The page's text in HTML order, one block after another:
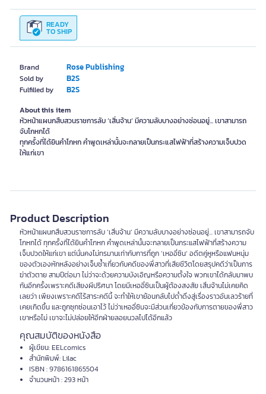
Brand Rose Publishing
Sold by B2S
Fulfilled by B2S
READY
TO SHIP
About this item
หัวหน้าแผนกสืบสวนราชการลับ ‘เสิ่นจ้าน‘ มีความลับบางอย่างซ่อนอยู่... เขาสามารถ
จับโกหกได้
ทุกครั้งที่ได้ยินคำโกหก คำพูดเหล่านั้นจะกลายเป็นกระแสไฟฟ้าที่สร้างความเจ็บปวด
ให้แก่เขา
Product Description
หัวหน้าแผนกสืบสวนราชการลับ ‘เสิ่นจ้าน‘ มีความลับบางอย่างซ่อนอยู่... เขาสามารถจับ
โกหกได้ ทุกครั้งที่ได้ยินคำโกหก คำพูดเหล่านั้นจะกลายเป็นกระแสไฟฟ้าที่สร้างความ
เจ็บปวดให้แก่เขา แต่นั่นคงไม่ทรมานเท่ากับการที่ถูก ‘เหออี่ซิน‘ อดีตคู่หูหรือแฟนหนุ่ม
ของตัวเองหักหลังอย่างเจ็บช้ำเกี่ยวกับคดีของพี่สาวที่เสียชีวิตโดยสรุปคดีว่าเป็นการ
ฆ่าตัวตาย สามปีต่อมา ไม่ว่าจะด้วยความบังเอิญหรือความตั้งใจ พวกเขาได้กลับมาพบ
กันอีกครั้งเพราะคดีเสียงผีปริศนา โดยมีเหออี่ซินเป็นผู้ต้องสงสัย เสิ่นจ้านไม่เคยคิด
เลยว่า เพียงเพราะคดีไร้สาระคดีนี้ จะทำให้เขาย้อนกลับไปด่ำดิ่งสู่เรื่องราวอันเลวร้ายที่
เคยเกิดขึ้น และถูกซุกซ่อนเอาไว้ ไม่ว่าเหออี่ซินจะมีส่วนเกี่ยวข้องกับการตายของพี่สาว
เขาหรือไม่ เขาจะไม่ปล่อยให้อีกฝ่ายลอยนวลไปได้อีกแล้ว
คุณสมบัติของหนังสือ
ผู้เขียน: EELcomics
สำนักพิมพ์: Lilac
ISBN : 9786161865504
จำนวนหน้า : 293 หน้า